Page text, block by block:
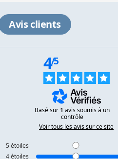
Avis clients
4/5
Basé sur 1 avis soumis à un
contrôle
Voir tous les avis sur ce site
5étoiles
4étoiles